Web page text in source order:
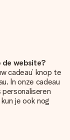
de website?
cadeau’ knop te
In onze cadeau
je ook nog